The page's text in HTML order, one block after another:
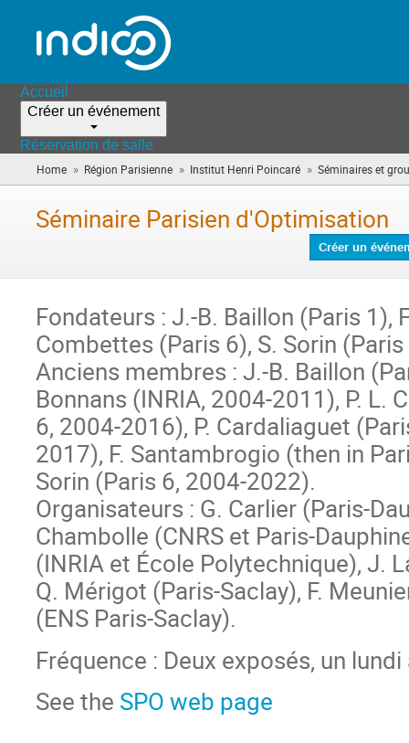
Accueil
Créer un événement
Réservation de salle
Home » Région Parisienne » Institut Henri Poincaré » Séminaires et
Séminaire Parisien d'Optimisation
Créer un
Fondateurs : J.-B. Baillon (Paris 1),
Combettes (Paris 6), S. Sorin
Anciens membres : J.-B. Baillon
Bonnans (INRIA, 2004-2011), P. L.
6, 2004-2016), P. Cardaliaguet
2017), F. Santambrogio (then in
Sorin (Paris 6, 2004-2022).
Organisateurs : G. Carlier (Paris-
Chambolle (CNRS et Paris-
(INRIA et École Polytechnique), J.
Q. Mérigot (Paris-Saclay), F.
(ENS Paris-Saclay).
Fréquence : Deux exposés, un
See the SPO web page